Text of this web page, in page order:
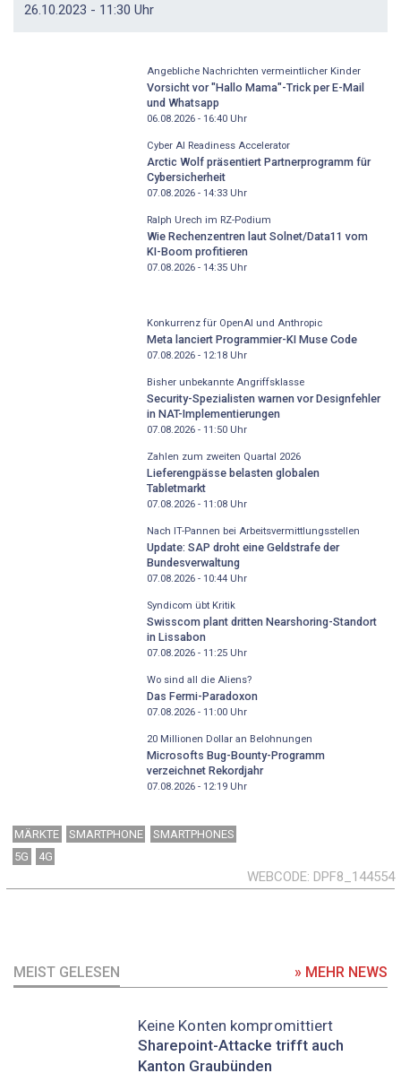
26.10.2023 - 11:30 Uhr
Angebliche Nachrichten vermeintlicher Kinder
Vorsicht vor "Hallo Mama"-Trick per E-Mail
und Whatsapp
06.08.2026 - 16:40Uhr
Cyber AI Readiness Accelerator
Arctic Wolf präsentiert Partnerprogramm für
Cybersicherheit
07.08.2026 - 14:33Uhr
Ralph Urech im RZ-Podium
Wie Rechenzentren laut Solnet/Data11 vom
KI-Boom profitieren
07.08.2026 - 14:35Uhr
Konkurrenz für OpenAI und Anthropic
Meta lanciert Programmier-KI Muse Code
07.08.2026 - 12:18Uhr
Bisher unbekannte Angriffsklasse
Security-Spezialisten warnen vor Designfehler
in NAT-Implementierungen
07.08.2026 - 11:50Uhr
Zahlen zum zweiten Quartal 2026
Lieferengpässe belasten globalen
Tabletmarkt
07.08.2026 - 11:08Uhr
Nach IT-Pannen bei Arbeitsvermittlungsstellen
Update: SAP droht eine Geldstrafe der
Bundesverwaltung
07.08.2026 - 10:44Uhr
Syndicom übt Kritik
Swisscom plant dritten Nearshoring-Standort
in Lissabon
07.08.2026 - 11:25Uhr
Wo sind all die Aliens?
Das Fermi-Paradoxon
07.08.2026 - 11:00Uhr
20 Millionen Dollar an Belohnungen
Microsofts Bug-Bounty-Programm
verzeichnet Rekordjahr
07.08.2026 - 12:19Uhr
MÄRKTE SMARTPHONE
SMARTPHONES
5G
4G
WEBCODE DPF8_144554
MEIST GELESEN » MEHR NEWS
Keine Konten kompromittiert
Sharepoint-Attacke trifft auch
Kanton Graubünden